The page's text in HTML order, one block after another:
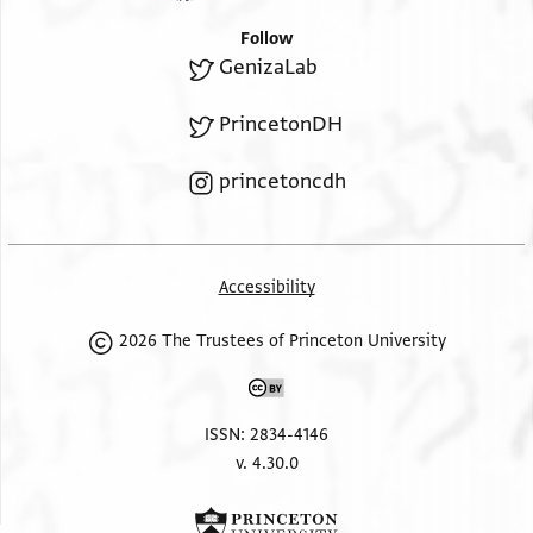
ומייחלי מלקושם
להטריח לסובב על זקני הדרתינו שרי המלכות שבי
הנשלחים עדיהו עם שלוחינו הוא כבוד קדושת מרנא
ורבנא יפת החזן בן כבוד
Follow
GenizaLab
PrincetonDH
princetoncdh
Accessibility
2026 The Trustees of Princeton University
ISSN: 2834-4146
v. 4.30.0